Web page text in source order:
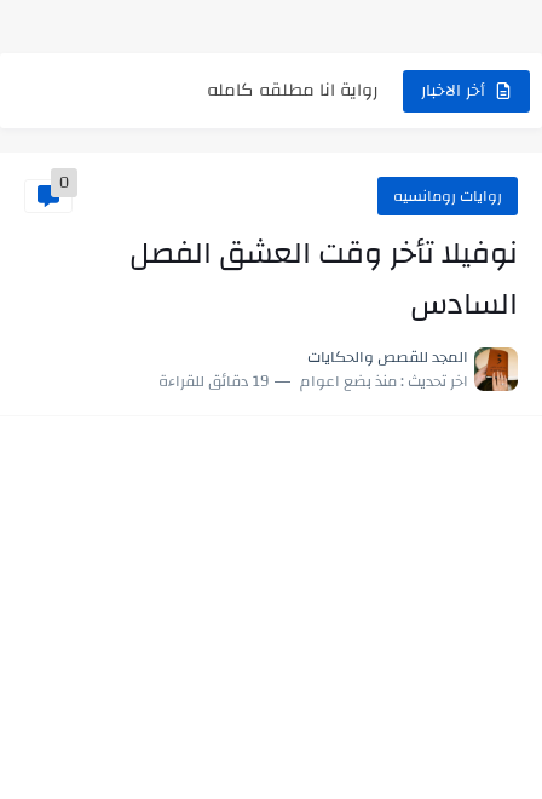
أخر الاخبار
رواية رجعت من السفر فجأه كامله
سر شراب ابني كامله روايات رومانسيه 0
نوفيلا تأخر وقت العشق الفصل
السادس
المجد للقصص والحكايات
اخر تحديث :منذ بضع اعوام 19 دقائق للقراءة